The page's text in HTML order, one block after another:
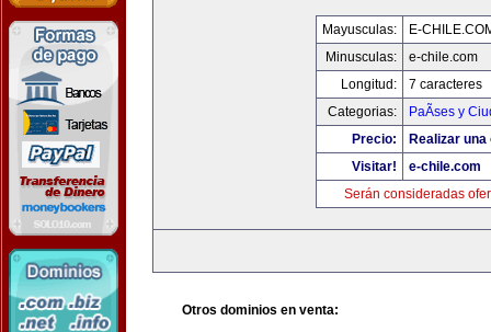
Mayusculas:
E-
Minusculas:
e-chile.com
Longitud:
7 caracteres
Categorias:
PaÃ­ses y
Precio:
Realizar
Visitar!
e-chile.com
Serán consideradas
Otros dominios en venta: